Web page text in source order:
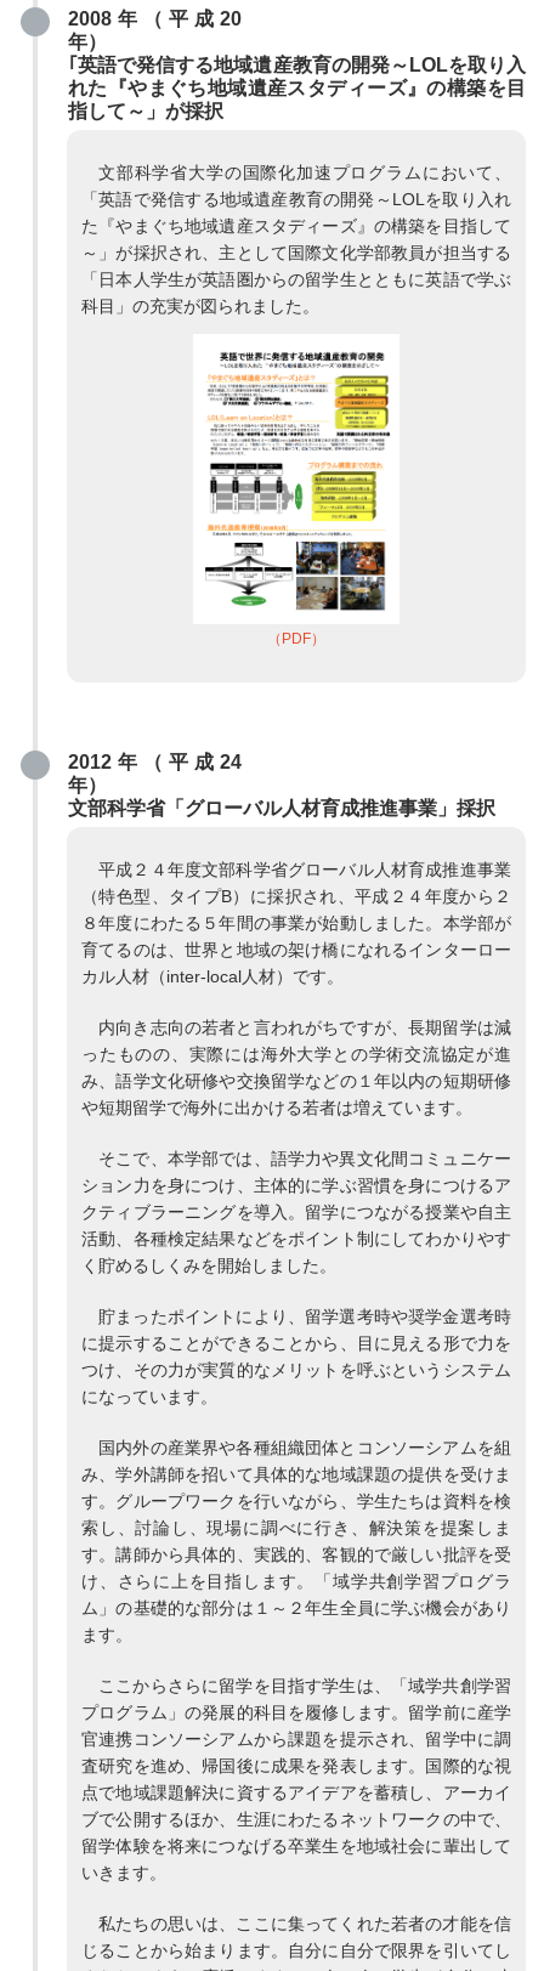
2008年（平成20
年）
｢英語で発信する地域遺産教育の開発～LOLを取り入
れた『やまぐち地域遺産スタディーズ』の構築を目
指して～」が採択
文部科学省大学の国際化加速プログラムにおいて、
「英語で発信する地域遺産教育の開発～LOLを取り入れ
た『やまぐち地域遺産スタディーズ』の構築を目指して
～」が採択され、主として国際文化学部教員が担当する
「日本人学生が英語圏からの留学生とともに英語で学ぶ
科目」の充実が図られました。
（PDF）
2012年（平成24
年）
文部科学省「グローバル人材育成推進事業」採択
平成２４年度文部科学省グローバル人材育成推進事業
（特色型、タイプB）に採択され、平成２４年度から２
８年度にわたる５年間の事業が始動しました。本学部が
育てるのは、世界と地域の架け橋になれるインターロー
カル人材（inter-local人材）です。
内向き志向の若者と言われがちですが、長期留学は減
ったものの、実際には海外大学との学術交流協定が進
み、語学文化研修や交換留学などの１年以内の短期研修
や短期留学で海外に出かける若者は増えています。
そこで、本学部では、語学力や異文化間コミュニケー
ション力を身につけ、主体的に学ぶ習慣を身につけるア
クティブラーニングを導入。留学につながる授業や自主
活動、各種検定結果などをポイント制にしてわかりやす
く貯めるしくみを開始しました。
貯まったポイントにより、留学選考時や奨学金選考時
に提示することができることから、目に見える形で力を
つけ、その力が実質的なメリットを呼ぶというシステム
になっています。
国内外の産業界や各種組織団体とコンソーシアムを組
み、学外講師を招いて具体的な地域課題の提供を受けま
す。グループワークを行いながら、学生たちは資料を検
索し、討論し、現場に調べに行き、解決策を提案しま
す。講師から具体的、実践的、客観的で厳しい批評を受
け、さらに上を目指します。「域学共創学習プログラ
ム」の基礎的な部分は１～２年生全員に学ぶ機会があり
ます。
ここからさらに留学を目指す学生は、「域学共創学習
プログラム」の発展的科目を履修します。留学前に産学
官連携コンソーシアムから課題を提示され、留学中に調
査研究を進め、帰国後に成果を発表します。国際的な視
点で地域課題解決に資するアイデアを蓄積し、アーカイ
ブで公開するほか、生涯にわたるネットワークの中で、
留学体験を将来につなげる卒業生を地域社会に輩出して
いきます。
私たちの思いは、ここに集ってくれた若者の才能を信
じることから始まります。自分に自分で限界を引いてし